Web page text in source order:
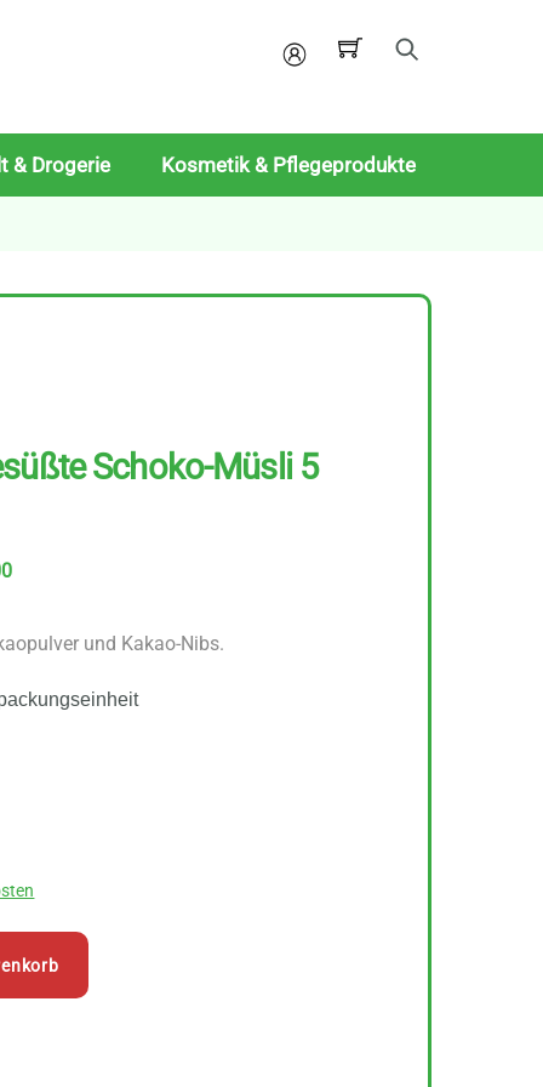
Mein
& Drogerie Kosmetik & Pflegeprodukte
Schoko-Müsli 5
und Kakao-Nibs.